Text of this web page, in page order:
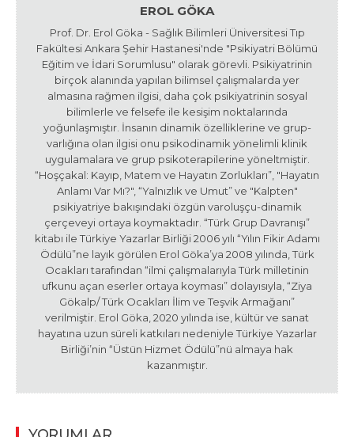
EROL GÖKA
Prof. Dr. Erol Göka - Sağlık Bilimleri Üniversitesi Tıp
Fakültesi Ankara Şehir Hastanesi'nde "Psikiyatri Bölümü
Eğitim ve İdari Sorumlusu" olarak görevli. Psikiyatrinin
birçok alanında yapılan bilimsel çalışmalarda yer
almasına rağmen ilgisi, daha çok psikiyatrinin sosyal
bilimlerle ve felsefe ile kesişim noktalarında
yoğunlaşmıştır. İnsanın dinamik özelliklerine ve grup-
varlığına olan ilgisi onu psikodinamik yönelimli klinik
uygulamalara ve grup psikoterapilerine yöneltmiştir.
“Hoşçakal: Kayıp, Matem ve Hayatın Zorlukları”, "Hayatın
Anlamı Var Mı?", “Yalnızlık ve Umut” ve "Kalpten"
psikiyatriye bakışındaki özgün varoluşçu-dinamik
çerçeveyi ortaya koymaktadır. “Türk Grup Davranışı”
kitabı ile Türkiye Yazarlar Birliği 2006 yılı “Yılın Fikir Adamı
Ödülü”ne layık görülen Erol Göka’ya 2008 yılında, Türk
Ocakları tarafından “ilmi çalışmalarıyla Türk milletinin
ufkunu açan eserler ortaya koyması” dolayısıyla, “Ziya
Gökalp/ Türk Ocakları İlim ve Teşvik Armağanı”
verilmiştir. Erol Göka, 2020 yılında ise, kültür ve sanat
hayatına uzun süreli katkıları nedeniyle Türkiye Yazarlar
Birliği’nin “Üstün Hizmet Ödülü”nü almaya hak
kazanmıştır.